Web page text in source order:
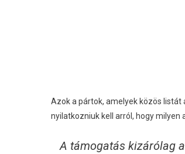
Azok a pártok, amelyek közös
nyilatkozniuk kell arról, hogy
A támogatás kizárólag